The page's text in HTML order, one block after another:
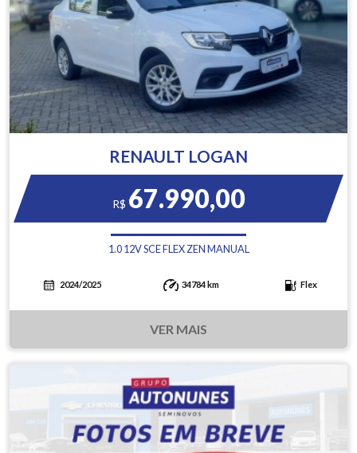
RENAULT LOGAN
R$ 67.990,00
1.0 12V SCE FLEX ZEN MANUAL
2024/2025 34784 km Flex
VER MAIS